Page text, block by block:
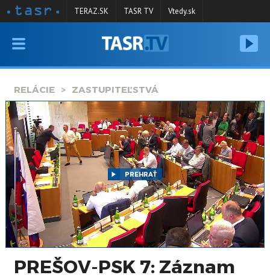
VYSIELANIE
SPRAVODAJSTVO
KONTAKT
ARCHÍV
TERAZ.SK TASR TV Vtedy.sk
RELÁCIE ZASTUPITEĽSTVÁ
PREHRAŤ
PREŠOV-PSK 7: Záznam